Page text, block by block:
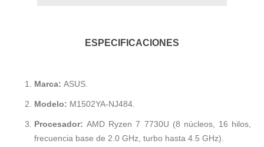
ESPECIFICACIONES
Marca: ASUS.
Modelo: M1502YA-NJ484.
Procesador: AMD Ryzen 7 7730U (8 núcleos, 16 hilos,
frecuencia base de 2.0 GHz, turbo hasta 4.5 GHz).